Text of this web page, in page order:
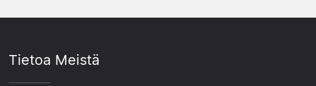
Tietoa Meistä